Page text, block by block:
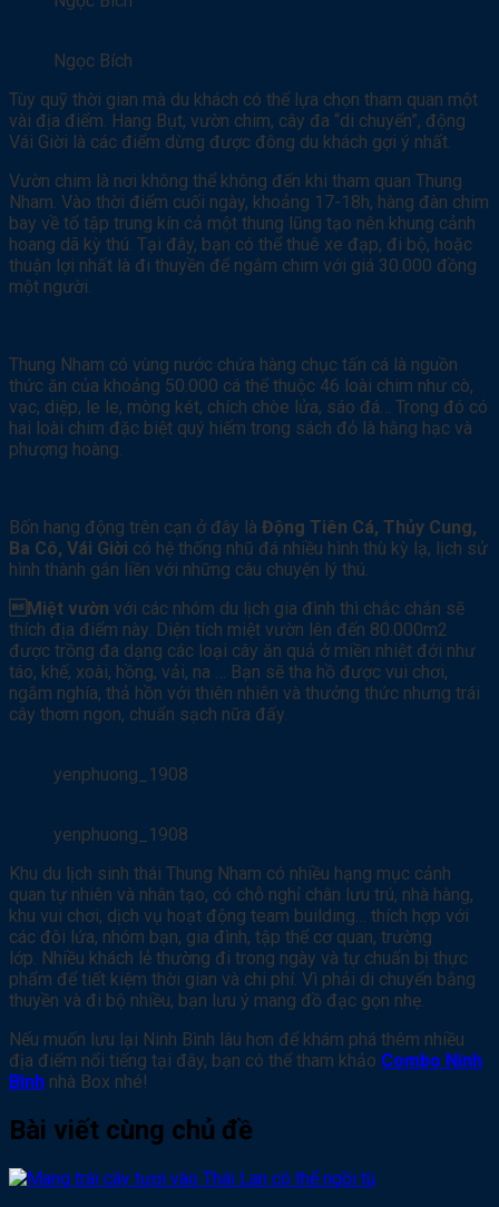
Ngọc Bích
Tùy quỹ thời gian mà du khách có thể lựa chọn tham quan một
vài địa điểm. Hang Bụt, vườn chim, cây đa “di chuyển”, động
Vái Giời là các điểm dừng được đông du khách gợi ý nhất.
Vườn chim là nơi không thể không đến khi tham quan Thung
Nham. Vào thời điểm cuối ngày, khoảng 17-18h, hàng đàn chim
bay về tổ tập trung kín cả một thung lũng tạo nên khung cảnh
hoang dã kỳ thú. Tại đây, bạn có thể thuê xe đạp, đi bộ, hoặc
thuận lợi nhất là đi thuyền để ngắm chim với giá 30.000 đồng
một người.
Thung Nham có vùng nước chứa hàng chục tấn cá là nguồn
thức ăn của khoảng 50.000 cá thể thuộc 46 loài chim như cò,
vạc, diệp, le le, mòng két, chích chòe lửa, sáo đá… Trong đó có
hai loài chim đặc biệt quý hiếm trong sách đỏ là hằng hạc và
phượng hoàng.
Bốn hang động trên cạn ở đây là Động Tiên Cá, Thủy Cung,
Ba Cô, Vái Giời có hệ thống nhũ đá nhiều hình thù kỳ lạ, lịch sử
hình thành gắn liền với những câu chuyện lý thú.
Miệt vườn với các nhóm du lịch gia đình thì chắc chắn sẽ
thích địa điểm này. Diện tích miệt vườn lên đến 80.000m2
được trồng đa dạng các loại cây ăn quả ở miền nhiệt đới như
táo, khế, xoài, hồng, vải, na … Bạn sẽ tha hồ được vui chơi,
ngắm nghía, thả hồn với thiên nhiên và thưởng thức nhưng trái
cây thơm ngon, chuẩn sạch nữa đấy.
yenphuong_1908
yenphuong_1908
Khu du lịch sinh thái Thung Nham có nhiều hạng mục cảnh
quan tự nhiên và nhân tạo, có chỗ nghỉ chân lưu trú, nhà hàng,
khu vui chơi, dịch vụ hoạt động team building… thích hợp với
các đôi lứa, nhóm bạn, gia đình, tập thể cơ quan, trường
lớp. Nhiều khách lẻ thường đi trong ngày và tự chuẩn bị thực
phẩm để tiết kiệm thời gian và chi phí. Vì phải di chuyển bằng
thuyền và đi bộ nhiều, bạn lưu ý mang đồ đạc gọn nhẹ.
Nếu muốn lưu lại Ninh Bình lâu hơn để khám phá thêm nhiều
địa điểm nổi tiếng tại đây, bạn có thể tham khảo Combo Ninh
Bình nhà Box nhé!
Bài viết cùng chủ đề